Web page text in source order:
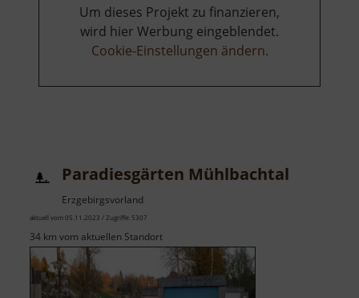
Um dieses Projekt zu finanzieren,
wird hier Werbung eingeblendet.
Cookie-Einstellungen ändern.
Paradiesgärten Mühlbachtal
Erzgebirgsvorland
aktuell vom 05.11.2023 / Zugriffe: 5307
34 km vom aktuellen Standort